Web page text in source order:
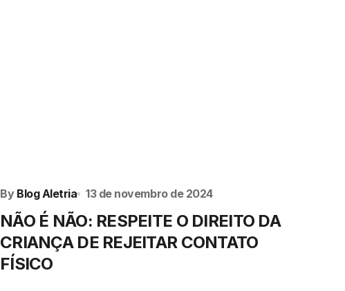
By Blog Aletria 13 de novembro de 2024
NÃO É NÃO: RESPEITE O DIREITO DA
CRIANÇA DE REJEITAR CONTATO
FÍSICO